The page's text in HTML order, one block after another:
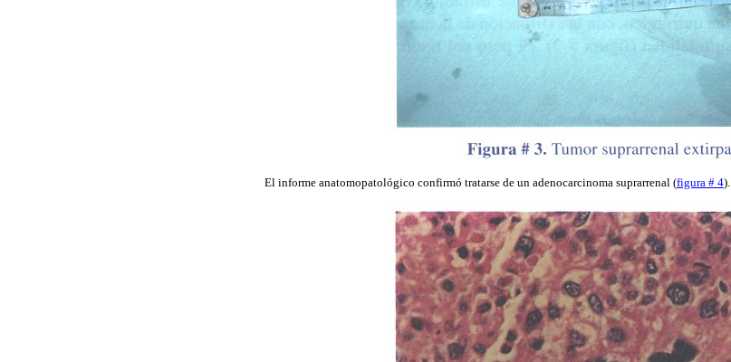
El informe anatomopatológico confirmó tratarse de un adenocarcinoma suprarrenal (figura # 4).